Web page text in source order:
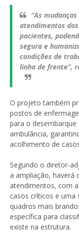
“As
atendimentos
pacientes,
segura e
condições de
linha de frente”,
O projeto também
postos de
para o
ambulância,
acolhimento de
Segundo o diretor-
a ampliação, haverá
atendimentos, com
casos críticos e uma
quadros mais
específica para
existe na estrutura.